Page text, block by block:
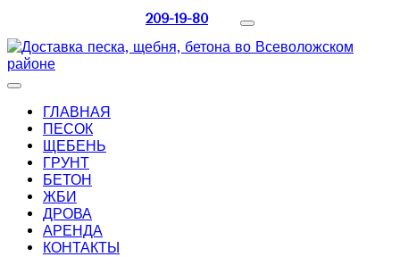
209-19-80
ГЛАВНАЯ
ПЕСОК
ЩЕБЕНЬ
ГРУНТ
БЕТОН
ЖБИ
ДРОВА
АРЕНДА
КОНТАКТЫ